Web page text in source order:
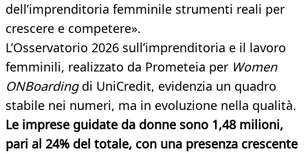
dell’imprenditoria femminile strumenti reali per
crescere e competere».
L’Osservatorio 2026 sull’imprenditoria e il lavoro
femminili, realizzato da Prometeia per Women
ONBoardingdi UniCredit, evidenzia un quadro
stabile nei numeri, ma in evoluzione nella qualità.
Le imprese guidate da donne sono 1,48 milioni,
pari al 24% del totale, con una presenza crescente